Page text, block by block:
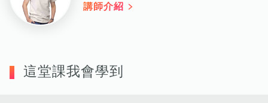
講師介紹
這堂課我會學到